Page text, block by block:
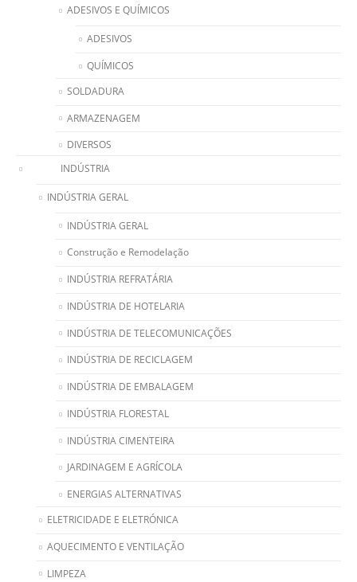
ADESIVOS E QUÍMICOS
ADESIVOS
QUÍMICOS
SOLDADURA
ARMAZENAGEM
DIVERSOS
INDÚSTRIA
INDÚSTRIA GERAL
INDÚSTRIA GERAL
Construção e Remodelação
INDÚSTRIA REFRATÁRIA
INDÚSTRIA DE HOTELARIA
INDÚSTRIA DE TELECOMUNICAÇÕES
INDÚSTRIA DE RECICLAGEM
INDÚSTRIA DE EMBALAGEM
INDÚSTRIA FLORESTAL
INDÚSTRIA CIMENTEIRA
JARDINAGEM E AGRÍCOLA
ENERGIAS ALTERNATIVAS
ELETRICIDADE E ELETRÓNICA
AQUECIMENTO E VENTILAÇÃO
LIMPEZA